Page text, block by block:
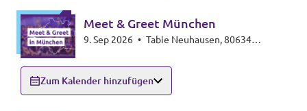
Meet & Greet München
9. Sep 2026 •
Zum Kalender hinzufügen